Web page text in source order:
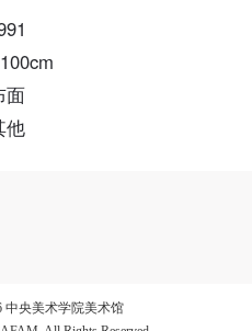
面
他
中央美术学院美术馆
会员账户登录